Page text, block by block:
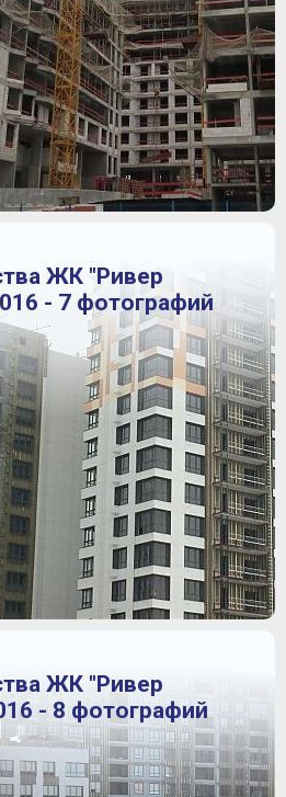
ЖК "Ривер
- 7 фотографий
ЖК "Ривер
- 8 фотографий